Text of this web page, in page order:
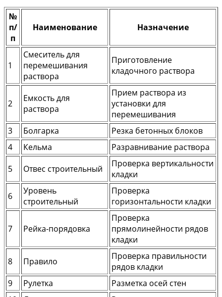
№
п/
п
Наименование Назначение
1
Смеситель для
перемешивания
раствора
Приготовление
кладочного раствора
2
Емкость для
раствора
Прием раствора из
установки для
перемешивания
3
Болгарка
Резка бетонных блоков
4
Кельма
Разравнивание раствора
5
Отвес строительный
Проверка вертикальности
кладки
6
Уровень
строительный
Проверка
горизонтальности кладки
7 Рейка-порядовка
Проверка
прямолинейности рядов
кладки
8
Правило
Проверка правильности
рядов кладки
9
Рулетка
Разметка осей стен